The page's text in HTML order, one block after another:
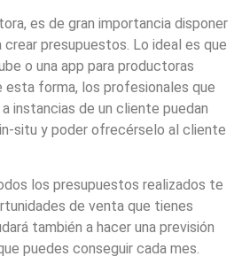
es de gran importancia disponer
crear presupuestos. Lo ideal es que
o una app para productoras
esta forma, los profesionales que
instancias de un cliente puedan
situ y poder ofrecérselo al cliente
los presupuestos realizados te
de venta que tienes
también a hacer una previsión
puedes conseguir cada mes.